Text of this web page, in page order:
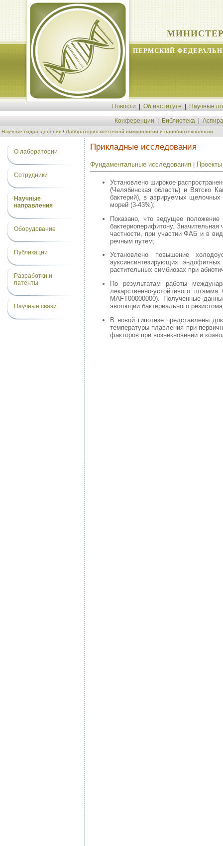
ПЕРМСКИЙ
Новости Об институте Научные
Конференции Библиотека
Научные подразделения / Лаборатория клеточной иммунологии и нанобиотехнологии
О лаборатории
Сотрудники
Научные
направления
Оборудование
Публикации
Разработки и
патенты
Научные связи
Прикладные исследования
Фундаментальные исследования | Проекты
Установлено широкое
(Челябинская область) и Вятско
бактерий), в аэрируемых
морей (3-43%);
Показано, что ведущее
бактериоперифитону.
частности, при участии ФАБ и в
речным путем;
Установлено повышение
ауксинсинтезирующих
растительных симбиозах при
По результатам работы
лекарственно-устойчивого
MAFT00000000). Полученные
эволюции бактериального
В новой гипотезе представлены
температуры плавления при
факторов при возникновении и